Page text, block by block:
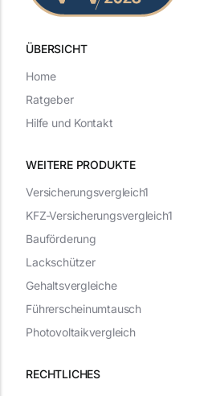
ÜBERSICHT
WEITERE PRODUKTE
RECHTLICHES
Versicherungsvergleich1
KFZ-Versicherungsvergleich1
Bauförderung
Lackschützer
Gehaltsvergleiche
Führerscheinumtausch
Photovoltaikvergleich
Home
Ratgeber
Hilfe und Kontakt